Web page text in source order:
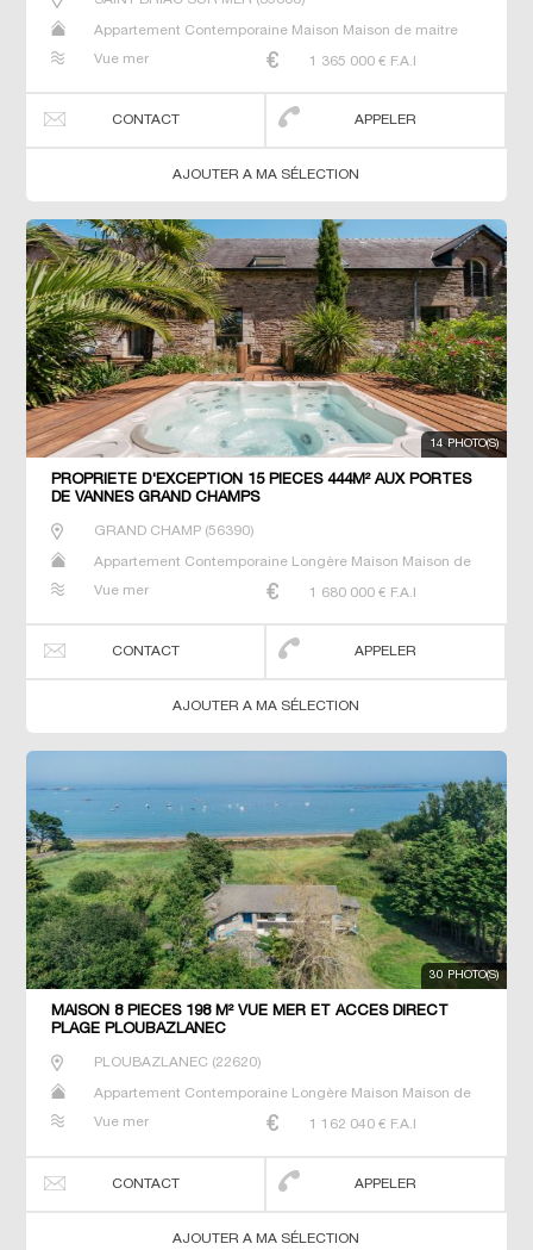
Appartement Contemporaine Maison Maison de maitre
Vue mer
1 365 000 € F.A.I
CONTACT APPELER
AJOUTER A MA SÉLECTION
14 PHOTO(S)
PROPRIETE D'EXCEPTION 15 PIECES 444M² AUX PORTES
DE VANNES GRAND CHAMPS
GRAND CHAMP(56390)
Appartement Contemporaine Longère Maison Maison de
Vue mer
1 680 000 € F.A.I
CONTACT APPELER
AJOUTER A MA SÉLECTION
30 PHOTO(S)
MAISON 8 PIECES 198 M² VUE MER ET ACCES DIRECT
PLAGE PLOUBAZLANEC
PLOUBAZLANEC(22620)
Appartement Contemporaine Longère Maison Maison de
Vue mer
1 162 040 € F.A.I
CONTACT APPELER
AJOUTER A MA SÉLECTION